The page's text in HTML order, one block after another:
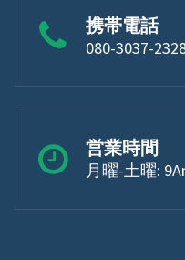
携帯電話
080-3037-
営業時間
月曜-土曜: